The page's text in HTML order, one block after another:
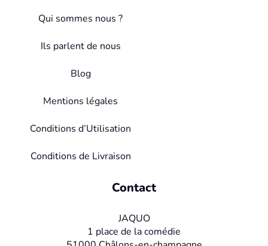
Qui sommes nous ?
Ils parlent de nous
Blog
Mentions légales
Conditions d’Utilisation
Conditions de Livraison
Contact
JAQUO
1 place de la comédie